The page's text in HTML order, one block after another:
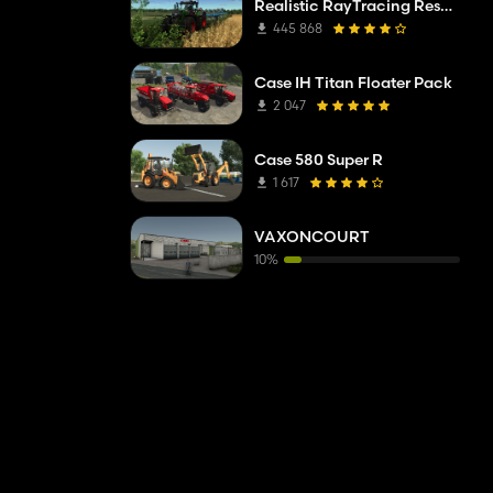
Realistic RayTracing Reshade Preset
445 868
Case IH Titan Floater Pack
2 047
Case 580 Super R
1 617
VAXONCOURT
10%